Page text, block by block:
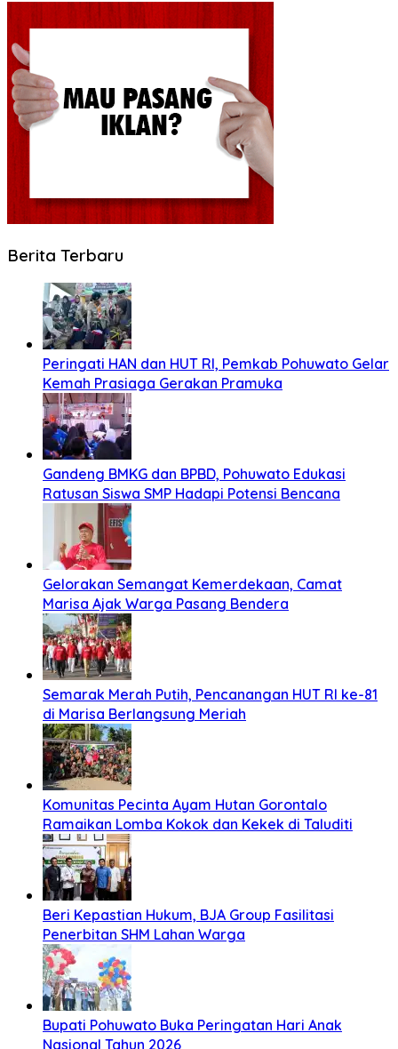
Berita Terbaru
Peringati HAN dan HUT RI, Pemkab Pohuwato Gelar
Kemah Prasiaga Gerakan Pramuka
Gandeng BMKG dan BPBD, Pohuwato Edukasi
Ratusan Siswa SMP Hadapi Potensi Bencana
Gelorakan Semangat Kemerdekaan, Camat
Marisa Ajak Warga Pasang Bendera
Semarak Merah Putih, Pencanangan HUT RI ke-81
di Marisa Berlangsung Meriah
Komunitas Pecinta Ayam Hutan Gorontalo
Ramaikan Lomba Kokok dan Kekek di Taluditi
Beri Kepastian Hukum, BJA Group Fasilitasi
Penerbitan SHM Lahan Warga
Bupati Pohuwato Buka Peringatan Hari Anak
Nasional Tahun 2026